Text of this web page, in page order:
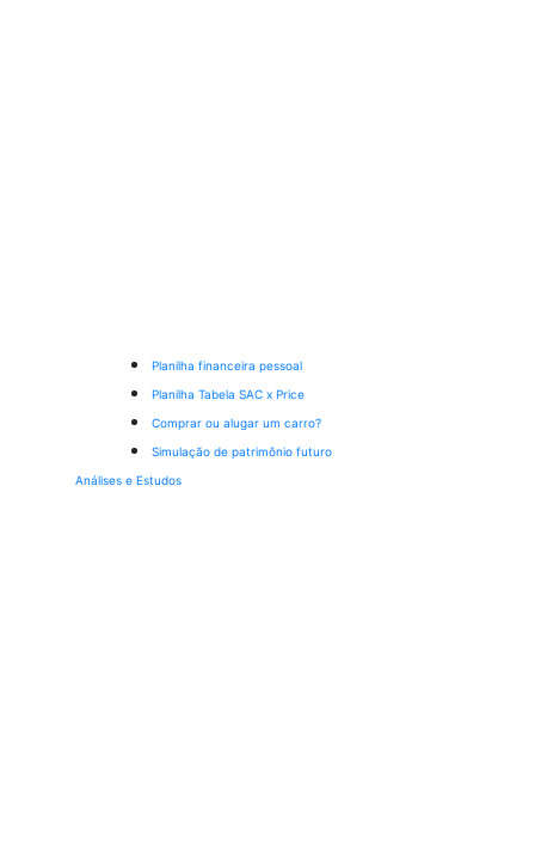
Planilha financeira pessoal
Planilha Tabela SAC x Price
Comprar ou alugar um carro?
Simulação de patrimônio futuro
Análises e Estudos